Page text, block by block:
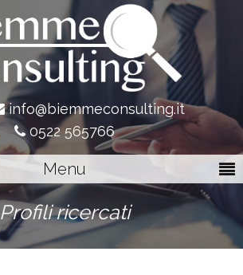
info@biemmeconsulting.it
0522 565766
Menu
Profili ricercati